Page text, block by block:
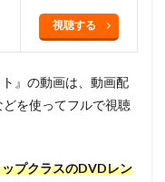
視聴する
』の動画は、動画配
を使ってフルで視聴
プクラスのDVDレン